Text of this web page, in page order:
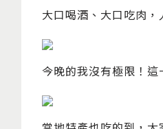
大口喝酒、大口吃肉
今晚的我沒有極限！這